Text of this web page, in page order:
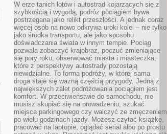
W erze tanich lotów i autostrad kojarzących się z
szybkością i wygodą, podróż pociągiem bywa
postrzegana jako relikt przeszłości. A jednak coraz
więcej osób na nowo odkrywa uroki kolei – nie tylko
jako środka transportu, ale jako sposobu
doświadczania świata w innym tempie. Pociąg
pozwala zobaczyć krajobraz, poczuć zmieniające
się pory roku, obserwować miasta i miasteczka,
które z perspektywy autostrady pozostają
niewidzialne. To forma podróży, w której sama
droga staje się ważną częścią przygody. Jedną z
największych zalet podróżowania pociągiem jest
komfort. W przeciwieństwie do samochodu, nie
musisz skupiać się na prowadzeniu, szukać
miejsca parkingowego czy walczyć ze zmęczeniem
po wielu godzinach jazdy. Możesz czytać książkę,
pracować na laptopie, oglądać serial albo po prostu